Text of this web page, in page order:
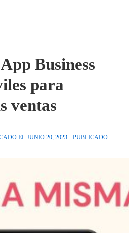
Business
para
ventas
EL JUNIO 20, 2023
PUBLICADO